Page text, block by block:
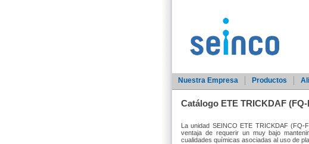
Nuestra Empresa Productos
Catálogo ETE TRICKDAF
La unidad SEINCO ETE TRICKDAF
ventaja de requerir un muy bajo
cualidades químicas asociadas al uso de